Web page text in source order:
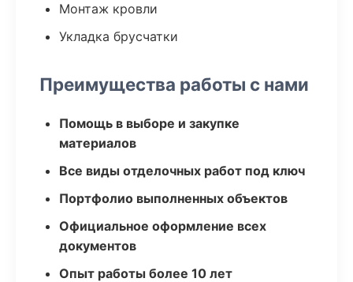
Монтаж кровли
Укладка брусчатки
Преимущества работы с нами
Помощь в выборе и закупке
материалов
Все виды отделочных работ под ключ
Портфолио выполненных объектов
Официальное оформление всех
документов
Опыт работы более 10 лет